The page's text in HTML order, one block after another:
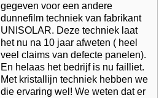
gegeven voor een andere
dunnefilm techniek van fabrikant
UNISOLAR. Deze techniek laat
het nu na 10 jaar afweten ( heel
veel claims van defecte panelen).
En helaas het bedrijf is nu failliet.
Met kristallijn techniek hebben we
die ervaring wel! We weten dat er